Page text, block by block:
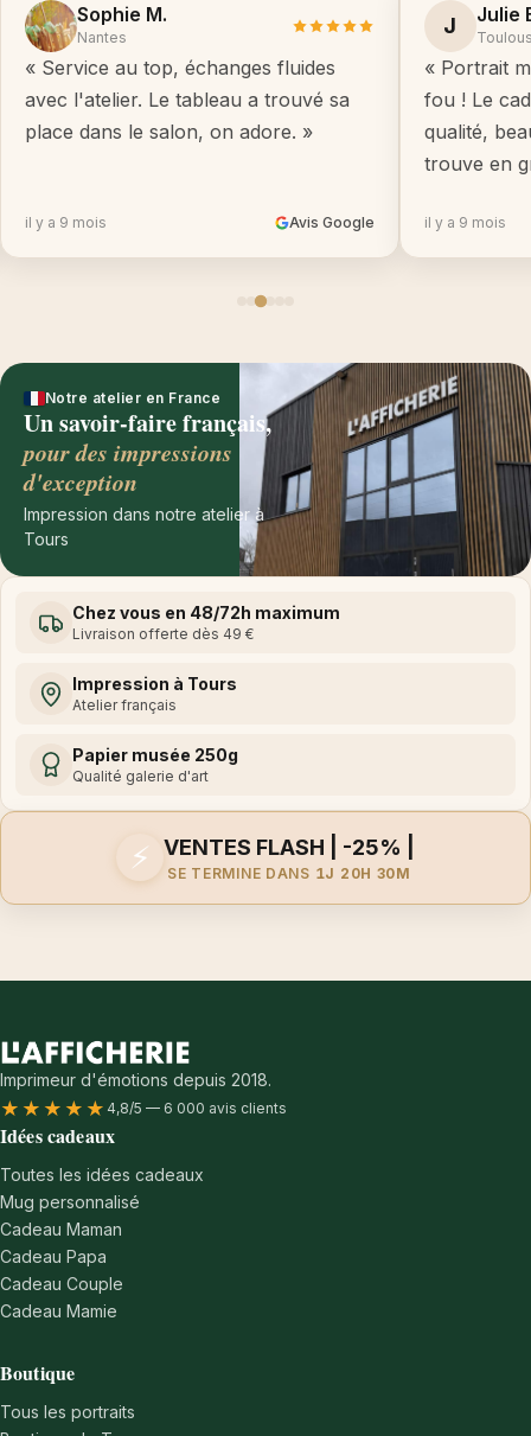
Sophie M.
Nantes
« Service au top, échanges fluides
avec l'atelier. Le tableau a trouvé sa
place dans le salon, on adore. »
il y a 9 mois Avis Google
J Julie
« Portrait
fou ! Le
qualité,
trouve en
il y a 9 mois
Notre atelier en France
Un savoir-faire français,
pour des impressions
d'exception
Impression dans notre atelier à
Tours
Chez vous en 48/72h maximum
Livraison offerte dès 49 €
Impression à Tours
Atelier français
Papier musée 250g
Qualité galerie d'art
⚡ VENTES FLASH | -25% |
SE TERMINE DANS 1J 20H 30M
Imprimeur d'émotions depuis 2018.
★★★★★ 4,8/5 — 6 000 avis clients
Idées cadeaux
Toutes les idées cadeaux
Mug personnalisé
Cadeau Maman
Cadeau Papa
Cadeau Couple
Cadeau Mamie
Boutique
Tous les portraits